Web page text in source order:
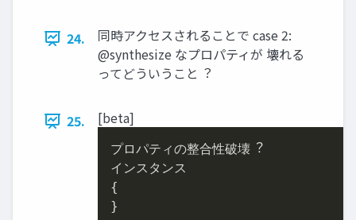
24.
同時アクセスされることで case 2:
@synthesize なプロパティが 壊れる
ってどういうこと︖
25. [beta]
プロパティの整合性破壊︖
インスタンス
{
}